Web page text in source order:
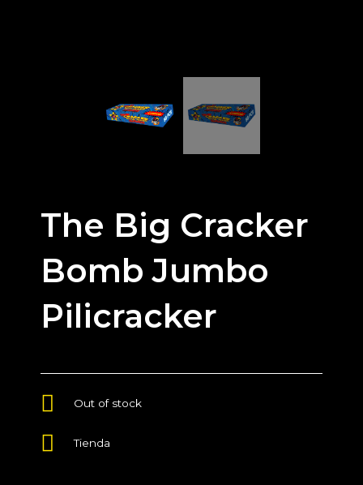
The Big Cracker
Bomb Jumbo
Pilicracker
Out of stock
Tienda